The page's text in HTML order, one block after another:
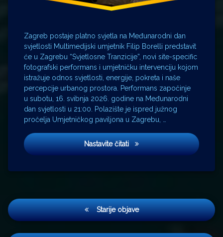
Zagreb postaje platno svjetla na Međunarodni dan
svjetlosti Multimedijski umjetnik Filip Borelli predstavit
će u Zagrebu “Svjetlosne Tranzicije”, novi site-specific
fotografski performans i umjetničku intervenciju kojom
istražuje odnos svjetlosti, energije, pokreta i naše
percepcije urbanog prostora. Performans započinje
u subotu, 16. svibnja 2026. godine na Međunarodni
dan svjetlosti u 21:00. Polazište je ispred južnog
pročelja Umjetničkog paviljona u Zagrebu, …
Nastavite čitatiFotografski performans i
Navigacija
objava
Starije objave